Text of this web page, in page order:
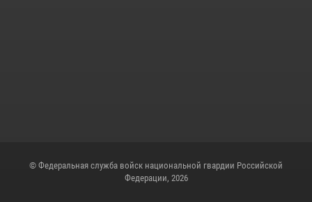
© Федеральная служба войск национальной гвардии Российской
Федерации, 2026